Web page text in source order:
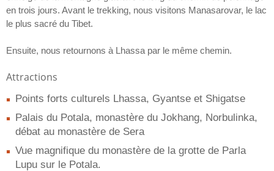
en trois jours. Avant le trekking, nous visitons Manasarovar, le lac
le plus sacré du Tibet.
Ensuite, nous retournons à Lhassa par le même chemin.
Attractions
Points forts culturels Lhassa, Gyantse et Shigatse
Palais du Potala, monastère du Jokhang, Norbulinka,
débat au monastère de Sera
Vue magnifique du monastère de la grotte de Parla
Lupu sur le Potala.